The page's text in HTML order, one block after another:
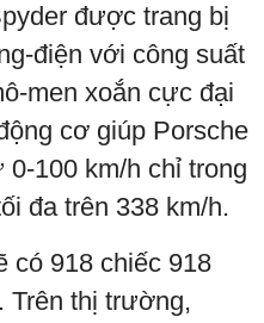
được trang bị
điện với công suất
men xoắn cực đại
cơ giúp Porsche
100 km/h chỉ trong
đa trên 338 km/h.
có 918 chiếc 918
Trên thị trường,